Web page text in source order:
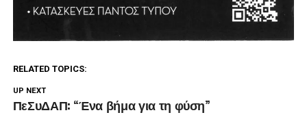
RELATED TOPICS:
UP NEXT
ΠεΣυΔΑΠ: “Ένα βήμα για τη φύση”